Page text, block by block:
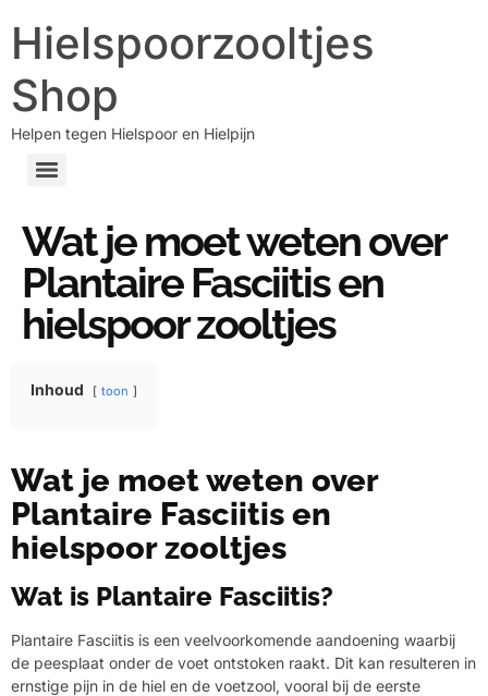
Hielspoorzooltjes
Shop
Helpen tegen Hielspoor en Hielpijn
Wat je moet weten over
Plantaire Fasciitis en
hielspoor zooltjes
Inhoud toon
Wat je moet weten over
Plantaire Fasciitis en
hielspoor zooltjes
Wat is Plantaire Fasciitis?
Plantaire Fasciitis is een veelvoorkomende aandoening waarbij
de peesplaat onder de voet ontstoken raakt. Dit kan resulteren in
ernstige pijn in de hiel en de voetzool, vooral bij de eerste